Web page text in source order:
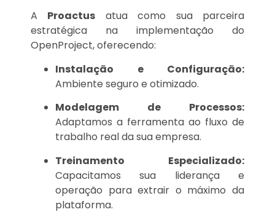
A Proactus atua como sua parceira
estratégica na implementação do
OpenProject, oferecendo:
Instalação e Configuração:
Ambiente seguro e otimizado.
Modelagem de Processos:
Adaptamos a ferramenta ao fluxo de
trabalho real da sua empresa.
Treinamento Especializado:
Capacitamos sua liderança e
operação para extrair o máximo da
plataforma.